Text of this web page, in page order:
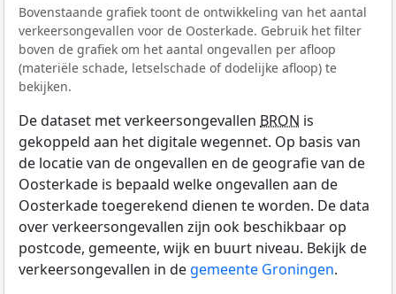
Bovenstaande grafiek toont de ontwikkeling van het aantal
verkeersongevallen voor de Oosterkade. Gebruik het filter
boven de grafiek om het aantal ongevallen per afloop
(materiële schade, letselschade of dodelijke afloop) te
bekijken.
De dataset met verkeersongevallen BRON is
gekoppeld aan het digitale wegennet. Op basis van
de locatie van de ongevallen en de geografie van de
Oosterkade is bepaald welke ongevallen aan de
Oosterkade toegerekend dienen te worden. De data
over verkeersongevallen zijn ook beschikbaar op
postcode, gemeente, wijk en buurt niveau. Bekijk de
verkeersongevallen in de gemeente Groningen.